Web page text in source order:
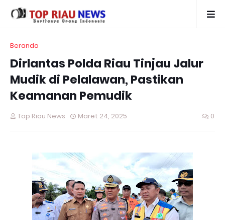
Beranda
Dirlantas Polda Riau Tinjau Jalur
Mudik di Pelalawan, Pastikan
Keamanan Pemudik
Top Riau News Maret 24, 2025 0